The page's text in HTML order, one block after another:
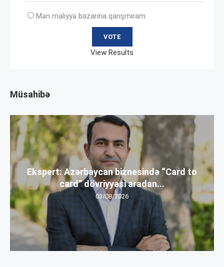
Mən maliyyə bazarına qarışmıram
View Results
Müsahibə
Ekspert: Azərbaycan biznesində “Card to
card” dövriyyəsi aradan...
03/08/2026